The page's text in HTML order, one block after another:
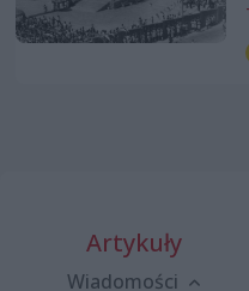
Artykuły
Wiadomości